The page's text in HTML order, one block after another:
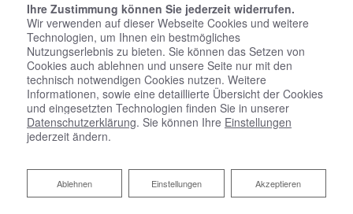
Ihre Zustimmung können Sie jederzeit widerrufen.
Wir verwenden auf dieser Webseite Cookies und weitere
Technologien, um Ihnen ein bestmögliches
Nutzungserlebnis zu bieten. Sie können das Setzen von
Cookies auch ablehnen und unsere Seite nur mit den
technisch notwendigen Cookies nutzen. Weitere
Informationen, sowie eine detaillierte Übersicht der Cookies
und eingesetzten Technologien finden Sie in unserer
Datenschutzerklärung. Sie können Ihre Einstellungen
jederzeit ändern.
Akzeptieren
Einstellungen
Ablehnen
Ablehnen